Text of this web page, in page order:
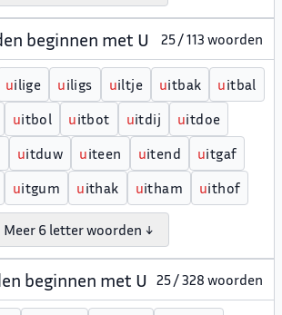
beginnen met U 25 / 113 woorden
uilige uiligs uiltje uitbak uitbal
uitbol uitbot uitdij uitdoe
uitduw uiteen uitend uitgaf
uitgum uithak uitham uithof
Meer 6 letter woorden ↓
beginnen met U 25 / 328 woorden